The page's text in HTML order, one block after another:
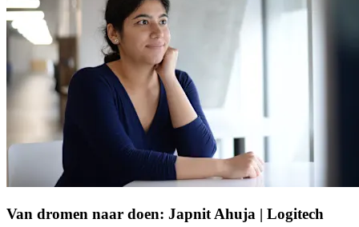
Van dromen naar doen: Japnit Ahuja | Logitech